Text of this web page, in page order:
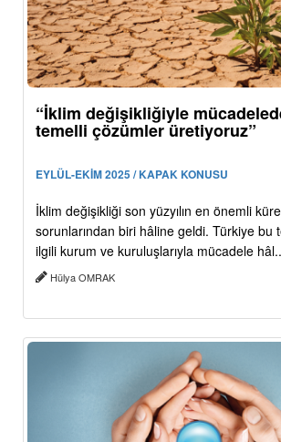
“İklim değişikliğiyle
temelli çözümler üretiyoruz”
EYLÜL-EKİM 2025 / KAPAK KONUSU
İklim değişikliği son yüzyılın en önemli
sorunlarından biri hâline geldi. Türkiye bu
ilgili kurum ve kuruluşlarıyla mücadele
Hülya OMRAK